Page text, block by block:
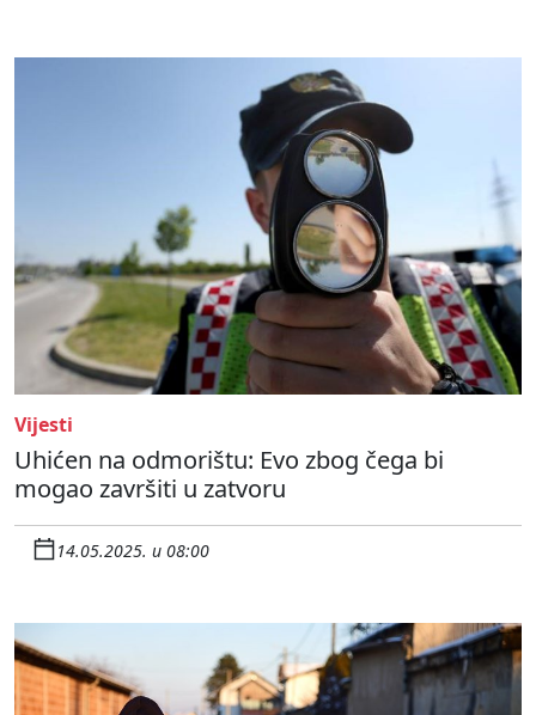
Vijesti
Uhićen na odmorištu: Evo zbog čega bi
mogao završiti u zatvoru
14.05.2025. u 08:00